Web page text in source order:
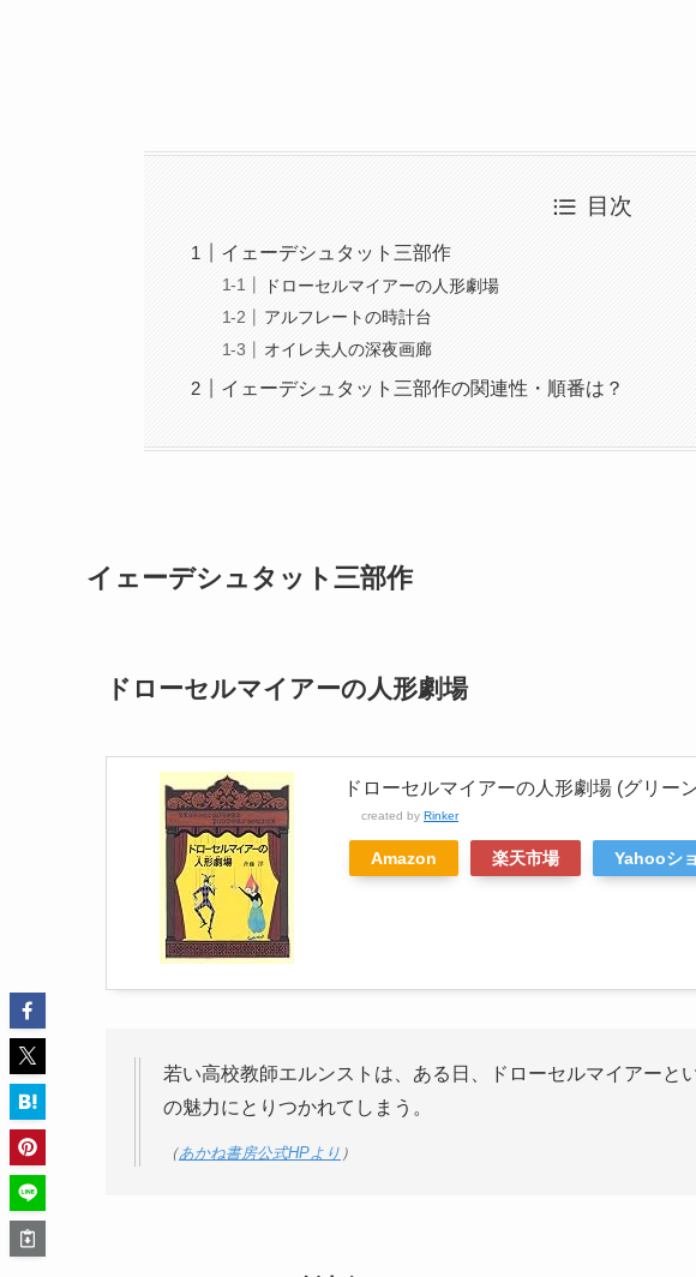
目次
イェーデシュタット三部作
ドローセルマイアーの人形劇場
アルフレートの時計台
オイレ夫人の深夜画廊
イェーデシュタット三部作の関連性・順番は？
イェーデシュタット三部作
ドローセルマイアーの人形劇場
ドローセルマイアーの人形劇場 (グリー
created by Rinker
Amazon 楽天市場 Yahooシ
若い高校教師エルンストは、ある日、ドローセルマイアーと
の魅力にとりつかれてしまう。
（あかね書房公式HPより ）